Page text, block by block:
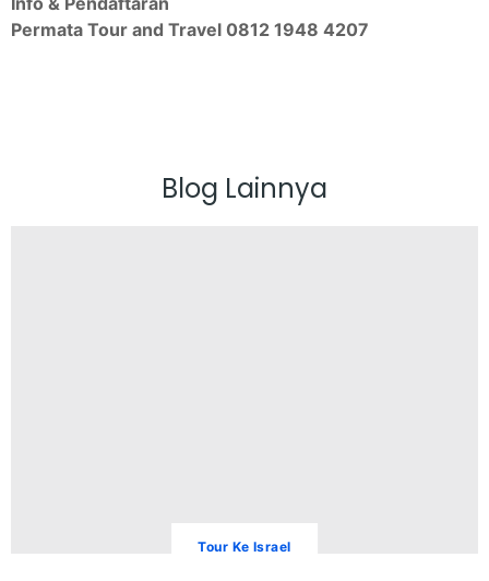
Permata Tour and Travel 0812 1948 4207
Blog Lainnya
Tour Ke Israel